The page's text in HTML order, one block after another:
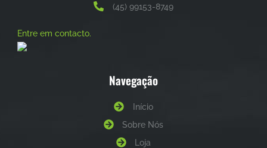
(45) 99153-8749
Entre em contacto.
Navegação
Início
Sobre Nós
Loja